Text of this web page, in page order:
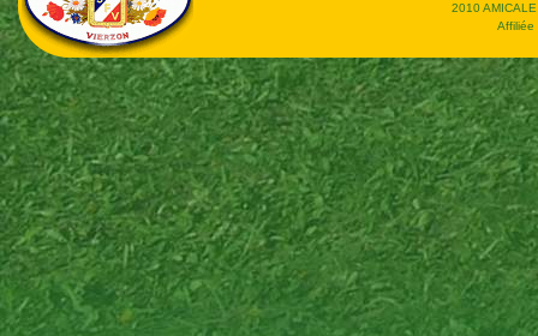
2010
Affiliée